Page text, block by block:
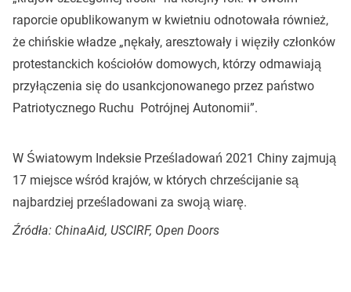
raporcie opublikowanym w kwietniu odnotowała również,
że chińskie władze „nękały, aresztowały i więziły członków
protestanckich kościołów domowych, którzy odmawiają
przyłączenia się do usankcjonowanego przez państwo
Patriotycznego Ruchu Potrójnej Autonomii”.
W Światowym Indeksie Prześladowań 2021 Chiny zajmują
17 miejsce wśród krajów, w których chrześcijanie są
najbardziej prześladowani za swoją wiarę.
Źródła: ChinaAid, USCIRF, Open Doors